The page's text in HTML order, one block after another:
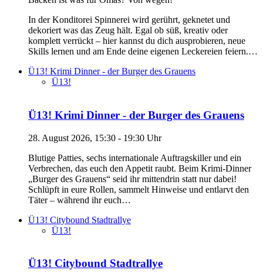
In der Konditorei Spinnerei wird gerührt, geknetet und
dekoriert was das Zeug hält. Egal ob süß, kreativ oder
komplett verrückt – hier kannst du dich ausprobieren, neue
Skills lernen und am Ende deine eigenen Leckereien feiern.…
Ü13! Krimi Dinner - der Burger des Grauens
Ü13!
Ü13! Krimi Dinner - der Burger des Grauens
28. August 2026, 15:30 - 19:30 Uhr
Blutige Patties, sechs internationale Auftragskiller und ein
Verbrechen, das euch den Appetit raubt. Beim Krimi-Dinner
„Burger des Grauens“ seid ihr mittendrin statt nur dabei!
Schlüpft in eure Rollen, sammelt Hinweise und entlarvt den
Täter – während ihr euch…
Ü13! Citybound Stadtrallye
Ü13!
Ü13! Citybound Stadtrallye